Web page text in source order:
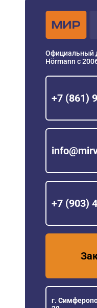
Официальный
Hörmann с
+7 (861)
+7 (903)
г.